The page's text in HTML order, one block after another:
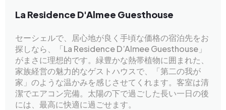
La Residence D'Almee Guesthouse
セーシェルで、居心地が良く手頃な価格の宿泊先をお
探しなら、「La Residence D’Almee Guesthouse」
がまさに理想的です。緑豊かな熱帯植物に囲まれた、
家族経営の魅力的なゲストハウスで、「第二の我が
家」のような温かみを感じさせてくれます。客室は清
潔でエアコン完備。太陽の下で過ごした長い一日の後
には、最高に快適に過ごせます。